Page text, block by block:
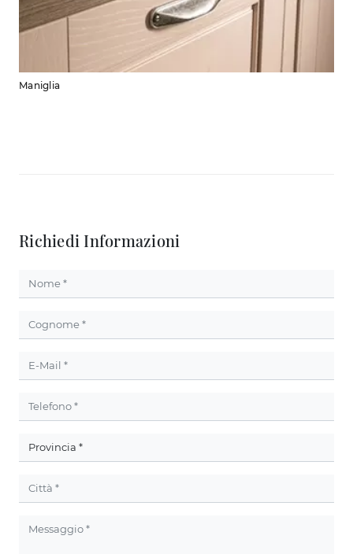
Maniglia
Richiedi Informazioni